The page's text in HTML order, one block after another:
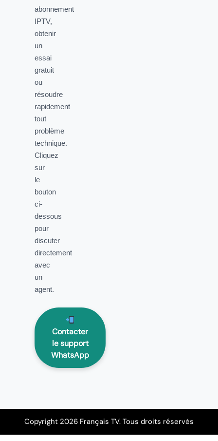
abonnement
IPTV,
obtenir
un
essai
gratuit
ou
résoudre
rapidement
tout
problème
technique.
Cliquez
sur
le
bouton
ci-
dessous
pour
discuter
directement
avec
un
agent.
Contacter
le support
WhatsApp
Copyright 2026 Français TV. Tous droits réservés